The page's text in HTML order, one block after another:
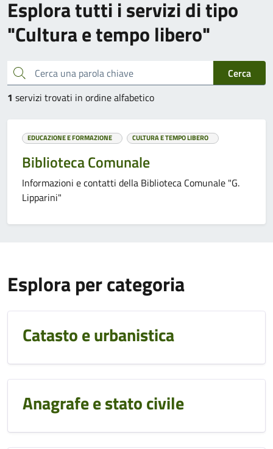
Esplora tutti i servizi di tipo
"Cultura e tempo libero"
Cerca una parola chiave
Cerca
1 servizi trovati in ordine alfabetico
EDUCAZIONE E FORMAZIONE CULTURA E TEMPO LIBERO
Biblioteca Comunale
Informazioni e contatti della Biblioteca Comunale "G.
Lipparini"
Esplora per categoria
Catasto e urbanistica
Anagrafe e stato civile